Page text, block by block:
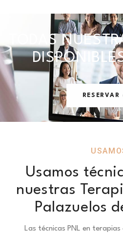
TODAS
RESERVAR
Usamos
nuestras
Palazuelos
Las técnicas PNL en